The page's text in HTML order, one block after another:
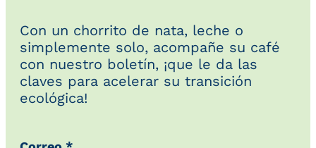
Con un chorrito de nata, leche o
simplemente solo, acompañe su café
con nuestro boletín, ¡que le da las
claves para acelerar su transición
ecológica!